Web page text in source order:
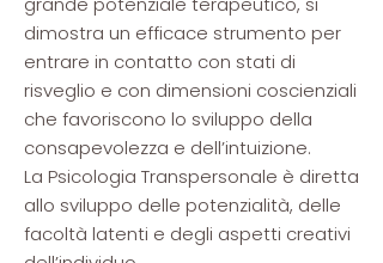
dimostra un efficace strumento per
entrare in contatto con stati di
risveglio e con dimensioni coscienziali
che favoriscono lo sviluppo della
consapevolezza e dell’intuizione.
La Psicologia Transpersonale è diretta
allo sviluppo delle potenzialità, delle
facoltà latenti e degli aspetti creativi